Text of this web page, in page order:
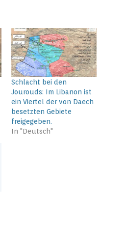
Schlacht bei den
Jourouds: Im Libanon ist
ein Viertel der von Daech
besetzten Gebiete
freigegeben.
In "Deutsch"